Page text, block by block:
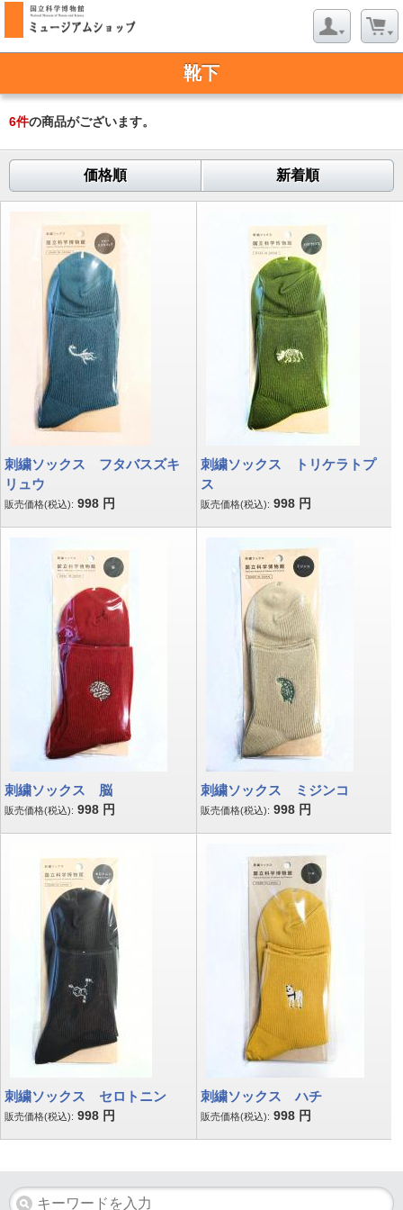
靴下
6件の商品がございます。
価格順 新着順
刺繍ソックス フタバスズキ
リュウ
販売価格(税込): 998 円
刺繍ソックス トリケラトプ
ス
販売価格(税込): 998 円
刺繍ソックス 脳
販売価格(税込): 998 円
刺繍ソックス ミジンコ
販売価格(税込): 998 円
刺繍ソックス セロトニン
販売価格(税込): 998 円
刺繍ソックス ハチ
販売価格(税込): 998 円